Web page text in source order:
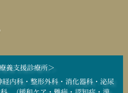
養支援診療所＞
内科・整形外科・消化器科・泌尿